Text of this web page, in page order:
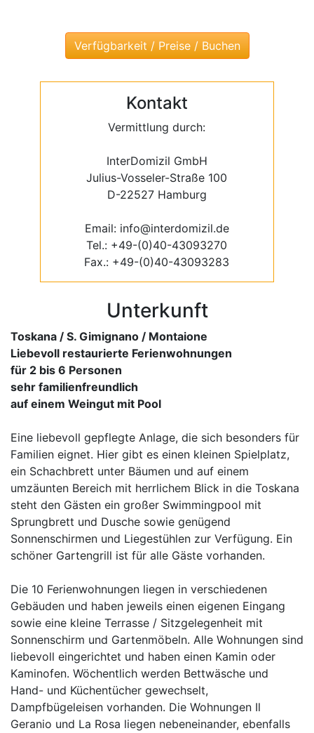
Kontakt
Vermittlung durch:
InterDomizil GmbH
Julius-Vosseler-Straße 100
D-22527 Hamburg
Email: info@interdomizil.de
Tel.: +49-(0)40-43093270
Fax.: +49-(0)40-43093283
Unterkunft
Toskana / S. Gimignano / Montaione
Liebevoll restaurierte Ferienwohnungen
für 2 bis 6 Personen
sehr familienfreundlich
auf einem Weingut mit Pool
Eine liebevoll gepflegte Anlage, die sich besonders für
Familien eignet. Hier gibt es einen kleinen Spielplatz,
ein Schachbrett unter Bäumen und auf einem
umzäunten Bereich mit herrlichem Blick in die Toskana
steht den Gästen ein großer Swimmingpool mit
Sprungbrett und Dusche sowie genügend
Sonnenschirmen und Liegestühlen zur Verfügung. Ein
schöner Gartengrill ist für alle Gäste vorhanden.
Die 10 Ferienwohnungen liegen in verschiedenen
Gebäuden und haben jeweils einen eigenen Eingang
sowie eine kleine Terrasse / Sitzgelegenheit mit
Sonnenschirm und Gartenmöbeln. Alle Wohnungen sind
liebevoll eingerichtet und haben einen Kamin oder
Kaminofen. Wöchentlich werden Bettwäsche und
Hand- und Küchentücher gewechselt,
Dampfbügeleisen vorhanden. Die Wohnungen Il
Geranio und La Rosa liegen nebeneinander, ebenfalls